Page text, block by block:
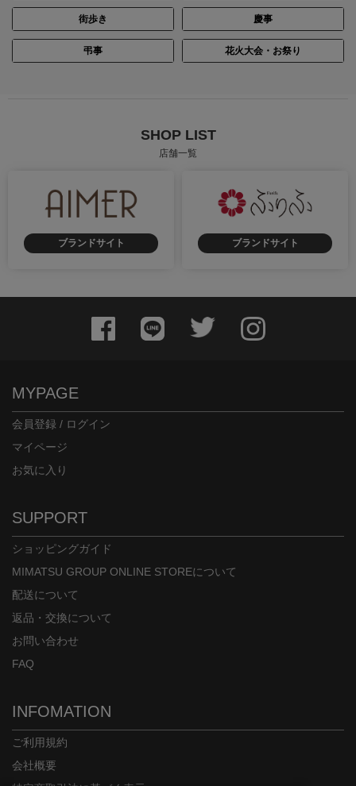
街歩き 慶事
弔事 花火大会・お祭り
SHOP LIST
店舗一覧
ブランドサイト ブランドサイト
MYPAGE
会員登録 / ログイン
マイページ
お気に入り
SUPPORT
ショッピングガイド
MIMATSU GROUP ONLINE STOREについて
配送について
返品・交換について
お問い合わせ
FAQ
INFOMATION
ご利用規約
会社概要